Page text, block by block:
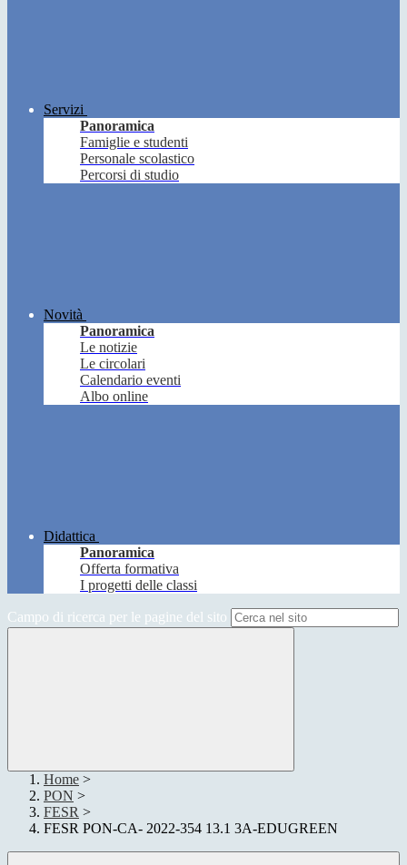
Servizi
Panoramica
Famiglie e studenti
Personale scolastico
Percorsi di studio
Novità
Panoramica
Le notizie
Le circolari
Calendario eventi
Albo online
Didattica
Panoramica
Offerta formativa
I progetti delle classi
Campo di ricerca per le pagine del sito
Home >
PON >
FESR >
FESR PON-CA- 2022-354 13.1 3A-EDUGREEN